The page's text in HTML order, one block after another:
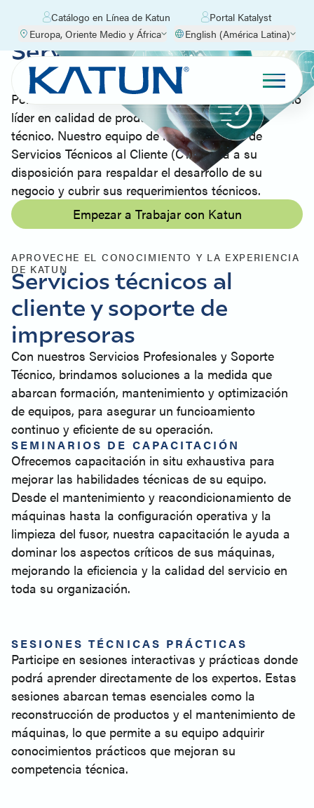
Catálogo en Línea de Katun
Portal Katalyst
Europa, Oriente Medio y África
English (América Latina)
Servicios Profesionales y
Soporte Técnico
Por más de 46 años, Katun se ha consolidado como
líder en calidad de productos y conocimiento
técnico. Nuestro equipo de representantes de
Servicios Técnicos al Cliente (CTS) está a su
disposición para respaldar el desarrollo de su
negocio y cubrir sus requerimientos técnicos.
Empezar a Trabajar con Katun
APROVECHE EL CONOCIMIENTO Y LA EXPERIENCIA
DE KATUN
Servicios técnicos al
cliente y soporte de
impresoras
Con nuestros Servicios Profesionales y Soporte
Técnico, brindamos soluciones a la medida que
abarcan formación, mantenimiento y optimización
de equipos, para asegurar un funcioamiento
continuo y eficiente de su operación.
SEMINARIOS DE CAPACITACIÓN
Ofrecemos capacitación in situ exhaustiva para
mejorar las habilidades técnicas de su equipo.
Desde el mantenimiento y reacondicionamiento de
máquinas hasta la configuración operativa y la
limpieza del fusor, nuestra capacitación le ayuda a
dominar los aspectos críticos de sus máquinas,
mejorando la eficiencia y la calidad del servicio en
toda su organización.
SESIONES TÉCNICAS PRÁCTICAS
Participe en sesiones interactivas y prácticas donde
podrá aprender directamente de los expertos. Estas
sesiones abarcan temas esenciales como la
reconstrucción de productos y el mantenimiento de
máquinas, lo que permite a su equipo adquirir
conocimientos prácticos que mejoran su
competencia técnica.